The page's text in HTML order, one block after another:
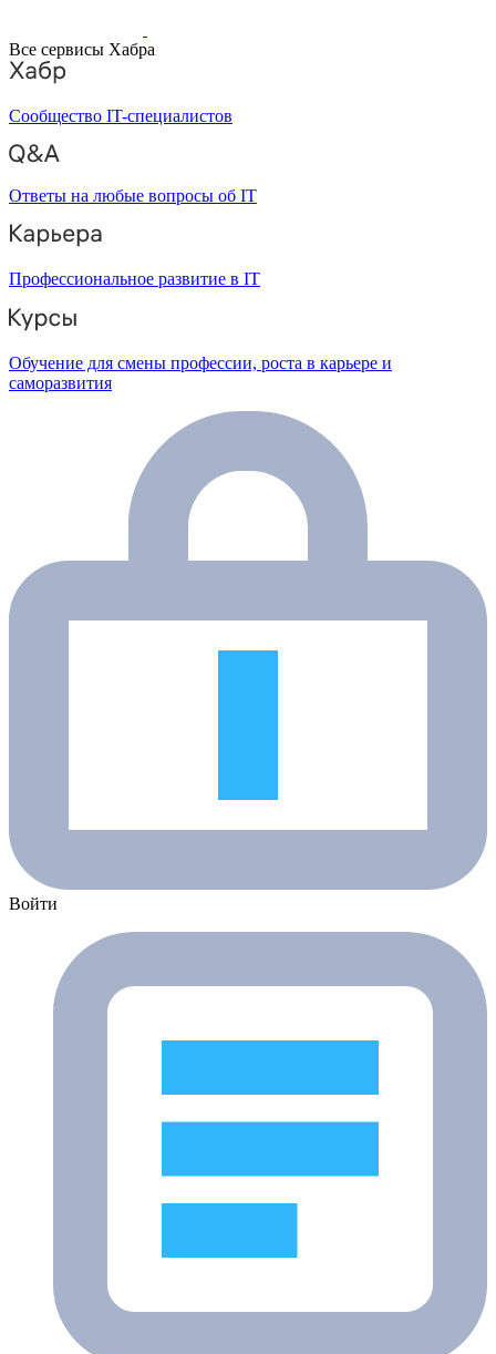
Все сервисы Хабра
Сообщество IT-специалистов
Ответы на любые вопросы об IT
Профессиональное развитие в IT
Обучение для смены профессии, роста в карьере и
саморазвития
Войти